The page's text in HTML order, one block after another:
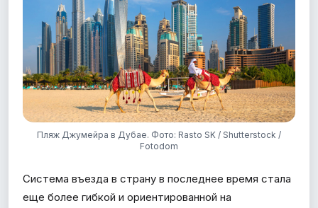
Пляж Джумейра в Дубае. Фото: Rasto SK / Shutterstock /
Fotodom
Система въезда в страну в последнее время стала
еще более гибкой и ориентированной на